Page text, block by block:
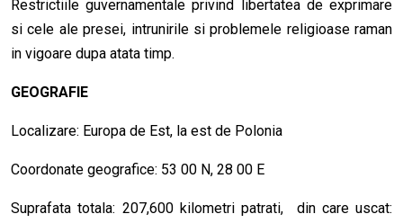
Restrictiile guvernamentale privind libertatea de exprimare
si cele ale presei, intrunirile si problemele religioase raman
in vigoare dupa atata timp.
GEOGRAFIE
Localizare: Europa de Est, la est de Polonia
Coordonate geografice: 53 00 N, 28 00 E
Suprafata totala: 207,600 kilometri patrati, din care uscat: